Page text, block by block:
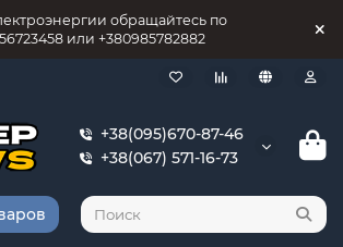
обращайтесь по
или +380985782882
+38(095)670-87-46
+38(067) 571-16-73